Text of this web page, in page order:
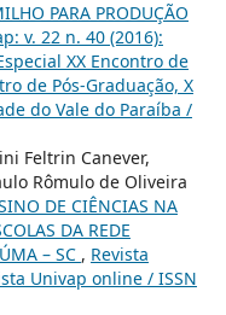
PARA PRODUÇÃO
v. 22 n. 40 (2016):
XX Encontro de
de Pós-Graduação, X
do Vale do Paraíba /
Feltrin Canever,
Rômulo de Oliveira
DE CIÊNCIAS NA
DA REDE
– SC , Revista
Univap online / ISSN